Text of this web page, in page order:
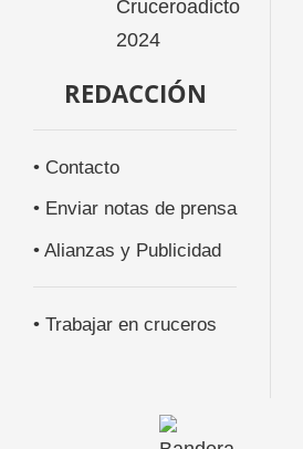
REDACCIÓN
• Contacto
• Enviar notas de prensa
• Alianzas y Publicidad
• Trabajar en cruceros